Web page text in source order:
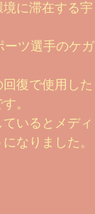
に滞在する宇
ーツ選手のケガ
復で使用した
。
いるとメディ
なりました。